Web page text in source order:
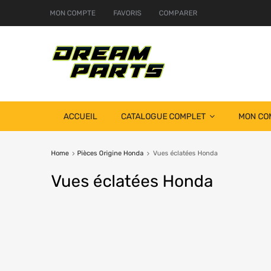
MON COMPTE FAVORIS COMPARER
ACCUEIL CATALOGUE COMPLET MON
Home Pièces Origine Honda Vues éclatées Honda
Vues éclatées Honda